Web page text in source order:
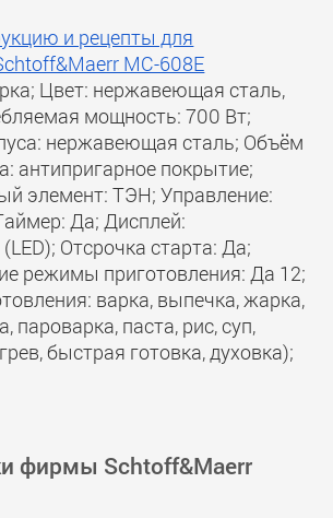
и рецепты для
МС-608E
Цвет: нержавеющая сталь,
мощность: 700 Вт;
нержавеющая сталь; Объём
антипригарное покрытие;
элемент: ТЭН; Управление:
Да; Дисплей:
Отсрочка старта: Да;
режимы приготовления: Да 12;
варка, выпечка, жарка,
пароварка, паста, рис, суп,
быстрая готовка, духовка);
фирмы Schtoff&Maerr